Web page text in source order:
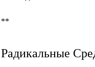
**
Радикальные